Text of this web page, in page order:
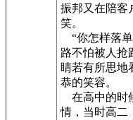
振邦又在陪客
笑。
“你怎样落
路不怕被人抢
睛若有所思地
恭的笑容。
在高中的时
情，当时高二